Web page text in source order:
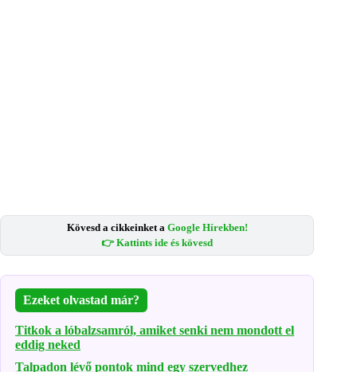
Kövesd a cikkeinket a Google Hírekben!
👉 Kattints ide és kövesd
Ezeket olvastad már?
Titkok a lóbalzsamról, amiket senki nem mondott el
eddig neked
Talpadon lévő pontok mind egy szervedhez